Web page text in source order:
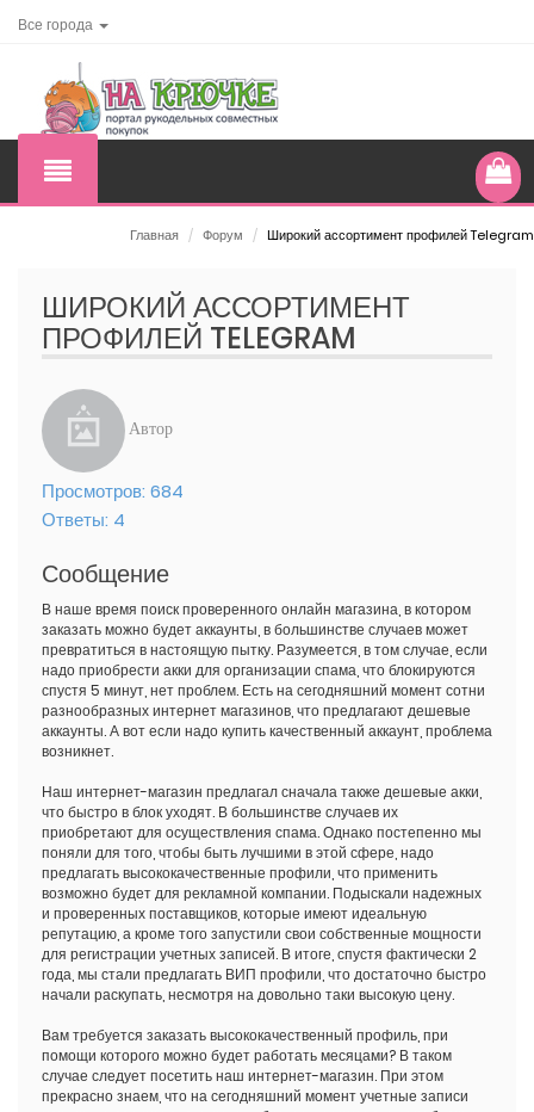
Все города
Главная / Форум / Широкий ассортимент профилей Telegram
ШИРОКИЙ АССОРТИМЕНТ
ПРОФИЛЕЙ TELEGRAM
Автор
Просмотров: 684
Ответы: 4
Сообщение
В наше время поиск проверенного онлайн магазина, в котором
заказать можно будет аккаунты, в большинстве случаев может
превратиться в настоящую пытку. Разумеется, в том случае, если
надо приобрести акки для организации спама, что блокируются
спустя 5 минут, нет проблем. Есть на сегодняшний момент сотни
разнообразных интернет магазинов, что предлагают дешевые
аккаунты. А вот если надо купить качественный аккаунт, проблема
возникнет.
Наш интернет-магазин предлагал сначала также дешевые акки,
что быстро в блок уходят. В большинстве случаев их
приобретают для осуществления спама. Однако постепенно мы
поняли для того, чтобы быть лучшими в этой сфере, надо
предлагать высококачественные профили, что применить
возможно будет для рекламной компании. Подыскали надежных
и проверенных поставщиков, которые имеют идеальную
репутацию, а кроме того запустили свои собственные мощности
для регистрации учетных записей. В итоге, спустя фактически 2
года, мы стали предлагать ВИП профили, что достаточно быстро
начали раскупать, несмотря на довольно таки высокую цену.
Вам требуется заказать высококачественный профиль, при
помощи которого можно будет работать месяцами? В таком
случае следует посетить наш интернет-магазин. При этом
прекрасно знаем, что на сегодняшний момент учетные записи